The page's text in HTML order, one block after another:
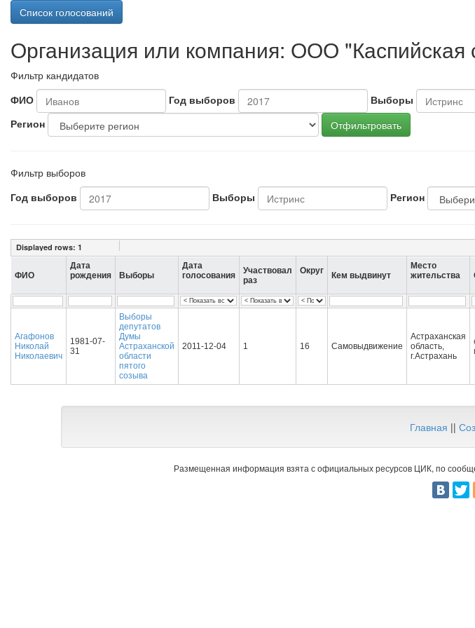
Список голосований
Организация или компания: ООО "Каспийская
Фильтр кандидатов
ФИО
Год выборов Выборы
Регион
Отфильтровать
Фильтр выборов
Год выборов
Выборы Регион
Displayed rows: 1
ФИО
Дата
рождения
Выборы
Дата
голосования
Участвовал
раз
Округ Кем выдвинут
Место
жительства
Агафонов
Николай
Николаевич
1981-07-
31
Выборы
депутатов
Думы
Астраханской
области
пятого
созыва
2011-12-04 1 16 Самовыдвижение
Астраханская
область,
г.Астрахань
Главная ||
Размещенная информация взята с официальных ресурсов ЦИК, по